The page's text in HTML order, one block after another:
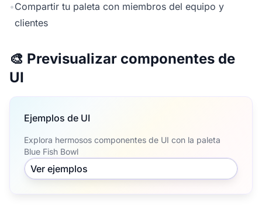
•Compartir tu paleta con miembros del equipo y
clientes
🎨 Previsualizar componentes de
UI
Ejemplos de UI
Explora hermosos componentes de UI con la paleta
Blue Fish Bowl
Ver ejemplos